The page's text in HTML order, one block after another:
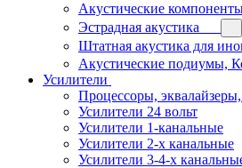
Акустические
Эстрадная акустика
Штатная акустика для
Акустические подиумы,
Усилители
Процессоры,
Усилители 24 вольт
Усилители 1-канальные
Усилители 2-х канальные
Усилители 3-4-х